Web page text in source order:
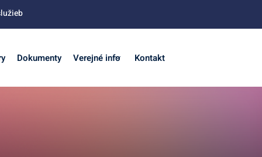
Dokumenty Verejné info Kontakt